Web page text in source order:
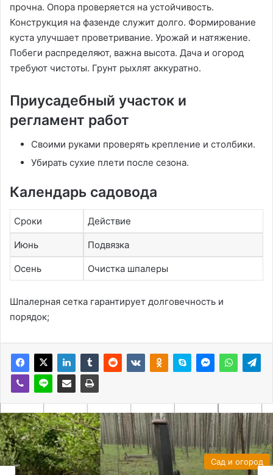
прочна. Опора проверяется на устойчивость.
Конструкция на фазенде служит долго. Формирование
куста улучшает проветривание. Урожай и натяжение.
Побеги распределяют, важна высота. Дача и огород
требуют чистоты. Грунт рыхлят аккуратно.
Приусадебный участок и
регламент работ
Своими руками проверять крепление и столбики.
Убирать сухие плети после сезона.
Календарь садовода
Сроки Действие
Июнь Подвязка
Осень Очистка шпалеры
Шпалерная сетка гарантирует долговечность и
порядок;
Сад и огород